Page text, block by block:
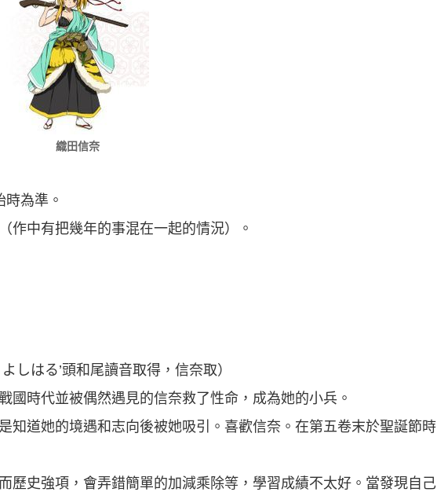
織田信奈
為準。
作中有把幾年的事混在一起的情況）。
しはる’頭和尾讀音取得，信奈取）
國時代並被偶然遇見的信奈救了性命，成為她的小兵。
知道她的境遇和志向後被她吸引。喜歡信奈。在第五卷末於聖誕節時
歷史強項，會弄錯簡單的加減乘除等，學習成績不太好。當發現自己